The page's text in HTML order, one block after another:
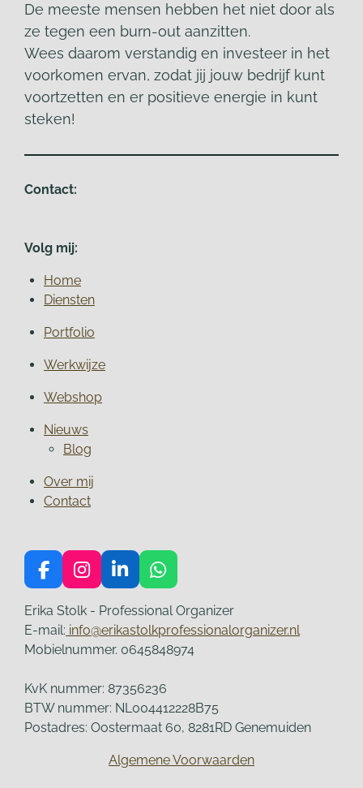
De meeste mensen hebben het niet door als
ze tegen een burn-out aanzitten.
Wees daarom verstandig en investeer in het
voorkomen ervan, zodat jij jouw bedrijf kunt
voortzetten en er positieve energie in kunt
steken!
Contact:
Volg mij:
Home
Diensten
Portfolio
Werkwijze
Webshop
Nieuws
Blog
Over mij
Contact
F
a
c
e
b
o
k
I
n
s
t
a
a
m
L
i
n
k
e
n
W
h
a
t
s
p
Erika Stolk - Professional Organizer
E-mail: info@erikastolkprofessionalorganizer.nl
Mobielnummer. 0645848974
KvK nummer: 87356236
BTW nummer: NL004412228B75
Postadres: Oostermaat 60, 8281RD Genemuiden
Algemene Voorwaarden